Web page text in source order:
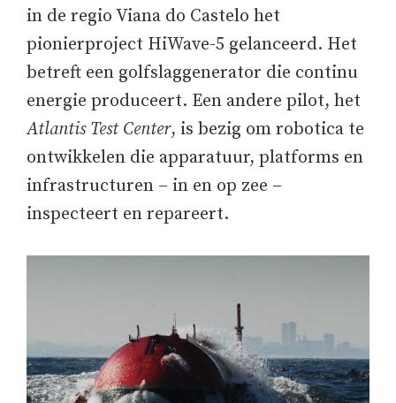
in de regio Viana do Castelo het
pionierproject HiWave-5 gelanceerd. Het
betreft een golfslaggenerator die continu
energie produceert. Een andere pilot, het
Atlantis Test Center, is bezig om robotica te
ontwikkelen die apparatuur, platforms en
infrastructuren – in en op zee –
inspecteert en repareert.